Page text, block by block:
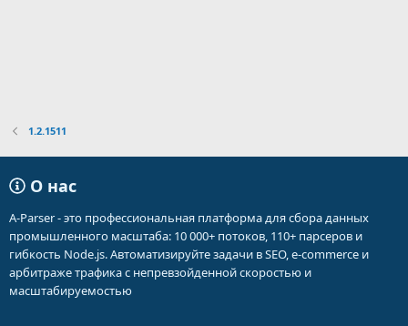
1.2.1511
О нас
A-Parser - это профессиональная платформа для сбора данных
промышленного масштаба: 10 000+ потоков, 110+ парсеров и
гибкость Node.js. Автоматизируйте задачи в SEO, e-commerce и
арбитраже трафика с непревзойденной скоростью и
масштабируемостью